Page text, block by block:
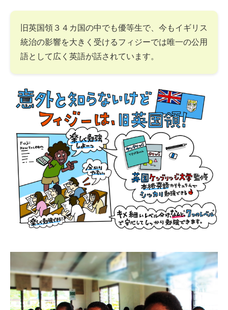
旧英国領３４カ国の中でも優等生で、今もイギリス
統治の影響を大きく受けるフィジーでは唯一の公用
語として広く英語が話されています。